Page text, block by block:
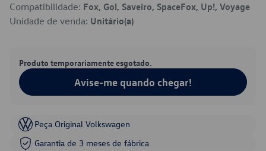
Compatibilidade: Fox, Gol, Saveiro, SpaceFox, Up!, Voyage
Unidade de venda: Unitário(a)
Produto temporariamente esgotado.
Avise-me quando chegar!
Peça Original Volkswagen
Garantia de 3 meses de fábrica